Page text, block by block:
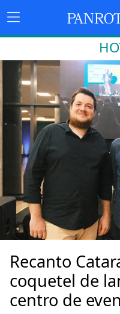
Recanto
coquetel de
centro de